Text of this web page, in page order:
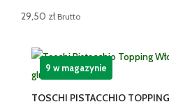
29,50 zł Brutto
TOSCHI PISTACCHIO
9 w magazynie